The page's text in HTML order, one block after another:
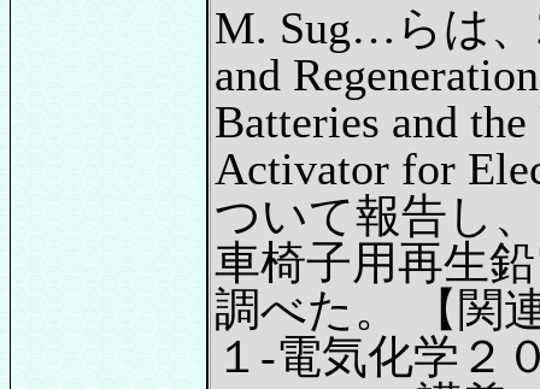
M. Sug…らは、
and
Batteries and
Activator for
ついて報告し
車椅子用再生
調べた。 【関
１-電気化学２